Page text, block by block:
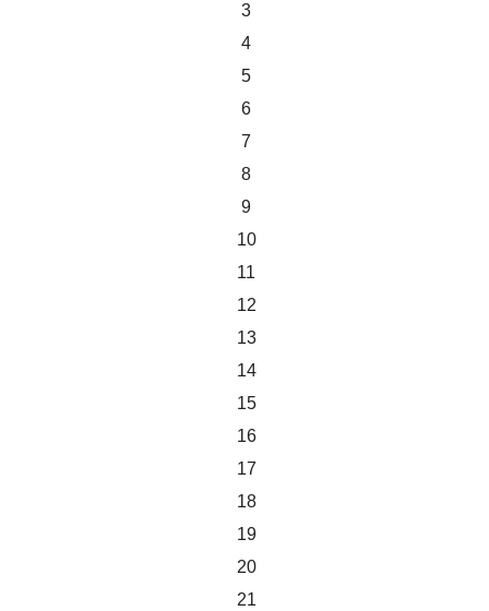
3
4
5
6
7
8
9
10
11
12
13
14
15
16
17
18
19
20
21